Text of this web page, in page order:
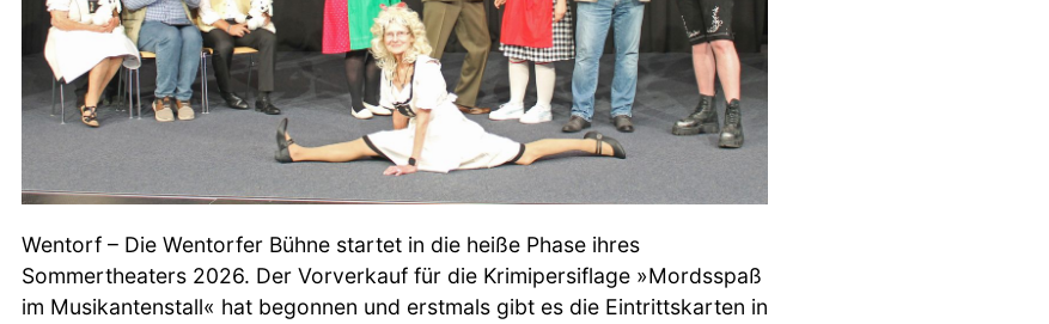
Wentorf – Die Wentorfer Bühne startet in die heiße Phase ihres
Sommertheaters 2026. Der Vorverkauf für die Krimipersiflage »Mordsspaß
im Musikantenstall« hat begonnen und erstmals gibt es die Eintrittskarten in